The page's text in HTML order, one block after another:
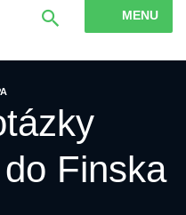
MENU
Finska